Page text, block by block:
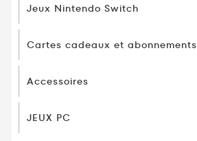
Jeux Nintendo Switch
Cartes cadeaux et abonnements
Accessoires
JEUX PC